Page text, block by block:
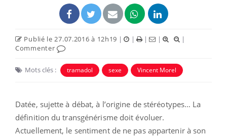
Publié le 27.07.2016 à 12h19 | | | |
|
Commenter
Mots clés : tramadol sexe Vincent Morel
Datée, sujette à débat, à l’origine de stéréotypes… La
définition du transgénérisme doit évoluer.
Actuellement, le sentiment de ne pas appartenir à son